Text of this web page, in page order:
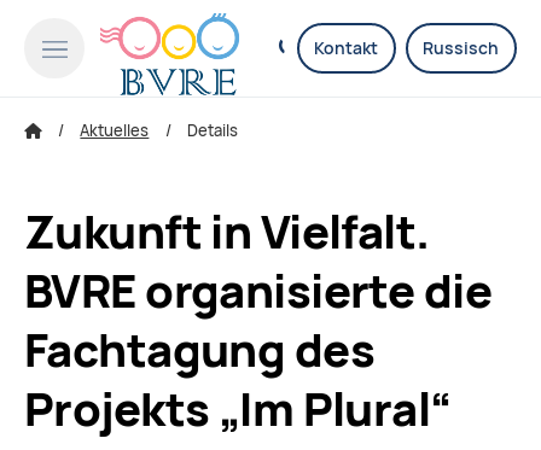
Kontakt Russisch
Aktuelles Details
Zukunft in Vielfalt.
BVRE organisierte die
Fachtagung des
Projekts „Im Plural“